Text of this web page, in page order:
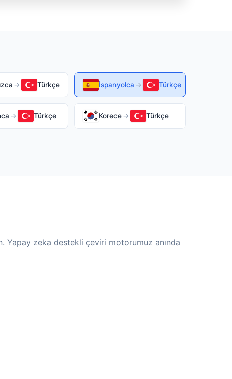
→ Türkçe İspanyolca → Türkçe
→ Türkçe Korece → Türkçe
Yapay zeka destekli çeviri motorumuz anında